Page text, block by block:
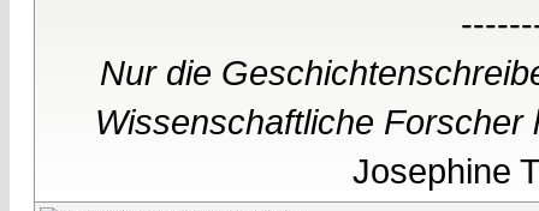
Nur die
Wissenschaftliche
Josephine